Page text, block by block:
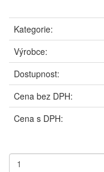
Kategorie:
Výrobce:
Dostupnost:
Cena bez DPH:
Cena s DPH: